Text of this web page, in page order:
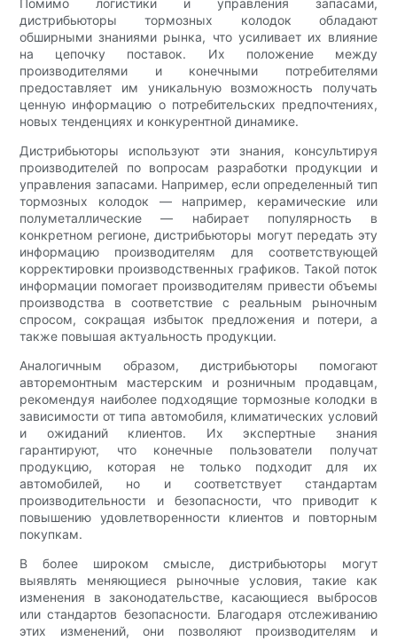
Помимо логистики и управления запасами,
дистрибьюторы тормозных колодок обладают
обширными знаниями рынка, что усиливает их влияние
на цепочку поставок. Их положение между
производителями и конечными потребителями
предоставляет им уникальную возможность получать
ценную информацию о потребительских предпочтениях,
новых тенденциях и конкурентной динамике.
Дистрибьюторы используют эти знания, консультируя
производителей по вопросам разработки продукции и
управления запасами. Например, если определенный тип
тормозных колодок — например, керамические или
полуметаллические — набирает популярность в
конкретном регионе, дистрибьюторы могут передать эту
информацию производителям для соответствующей
корректировки производственных графиков. Такой поток
информации помогает производителям привести объемы
производства в соответствие с реальным рыночным
спросом, сокращая избыток предложения и потери, а
также повышая актуальность продукции.
Аналогичным образом, дистрибьюторы помогают
авторемонтным мастерским и розничным продавцам,
рекомендуя наиболее подходящие тормозные колодки в
зависимости от типа автомобиля, климатических условий
и ожиданий клиентов. Их экспертные знания
гарантируют, что конечные пользователи получат
продукцию, которая не только подходит для их
автомобилей, но и соответствует стандартам
производительности и безопасности, что приводит к
повышению удовлетворенности клиентов и повторным
покупкам.
В более широком смысле, дистрибьюторы могут
выявлять меняющиеся рыночные условия, такие как
изменения в законодательстве, касающиеся выбросов
или стандартов безопасности. Благодаря отслеживанию
этих изменений, они позволяют производителям и